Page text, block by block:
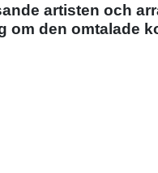
artisten och
om den omtalade